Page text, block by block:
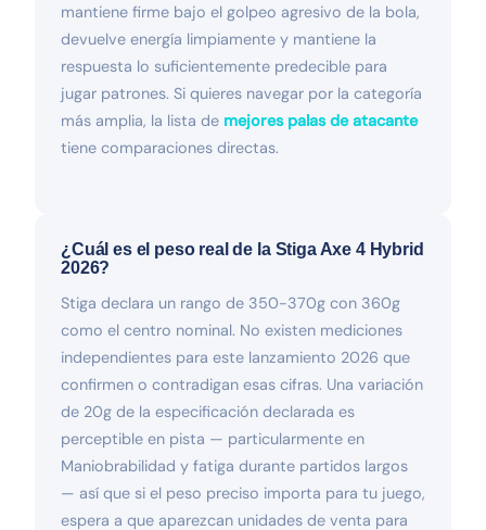
mantiene firme bajo el golpeo agresivo de la bola,
devuelve energía limpiamente y mantiene la
respuesta lo suficientemente predecible para
jugar patrones. Si quieres navegar por la categoría
más amplia, la lista de mejores palas de atacante
tiene comparaciones directas.
¿Cuál es el peso real de la Stiga Axe 4 Hybrid
2026?
Stiga declara un rango de 350-370g con 360g
como el centro nominal. No existen mediciones
independientes para este lanzamiento 2026 que
confirmen o contradigan esas cifras. Una variación
de 20g de la especificación declarada es
perceptible en pista — particularmente en
Maniobrabilidad y fatiga durante partidos largos
— así que si el peso preciso importa para tu juego,
espera a que aparezcan unidades de venta para